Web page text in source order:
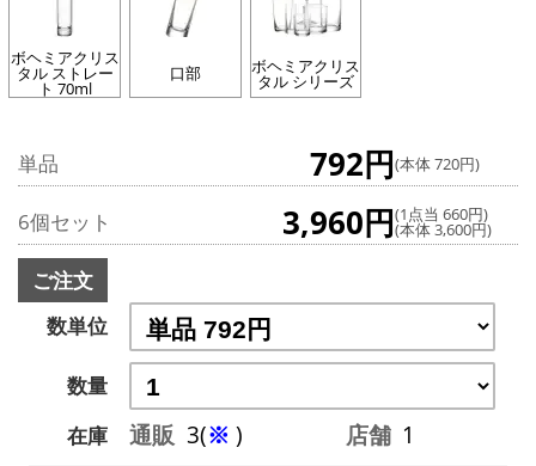
ボヘミアクリス
タル ストレー
ト 70ml
口部 ボヘミアクリス
タル シリーズ
単品 792円(本体 720円)
6個セット 3,960円(1点当 660円)
(本体 3,600円)
ご注文
数単位
数量
在庫
通販 3(※ ) 店舗 1